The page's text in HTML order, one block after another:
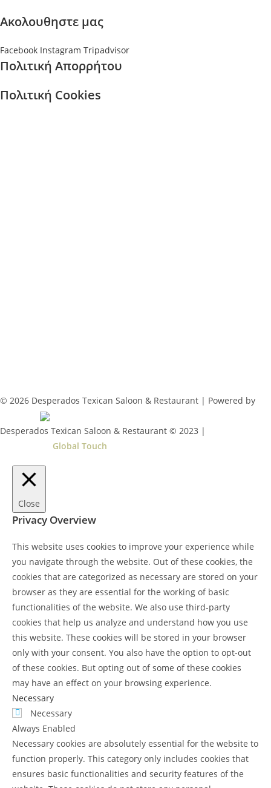
Ακολουθηστε μας
Facebook Instagram Tripadvisor
Πολιτική Απορρήτου
Πολιτική Cookies
© 2026 Desperados Texican Saloon & Restaurant | Powered by
Desperados Texican Saloon & Restaurant © 2023 |
Global Touch
Close
Privacy Overview
This website uses cookies to improve your experience while
you navigate through the website. Out of these cookies, the
cookies that are categorized as necessary are stored on your
browser as they are essential for the working of basic
functionalities of the website. We also use third-party
cookies that help us analyze and understand how you use
this website. These cookies will be stored in your browser
only with your consent. You also have the option to opt-out
of these cookies. But opting out of some of these cookies
may have an effect on your browsing experience.
Necessary
Necessary
Always Enabled
Necessary cookies are absolutely essential for the website to
function properly. This category only includes cookies that
ensures basic functionalities and security features of the